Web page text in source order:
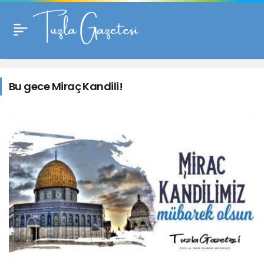
Bu
gece
Kandili!
Haberleri
Bu gece Miraç Kandili!